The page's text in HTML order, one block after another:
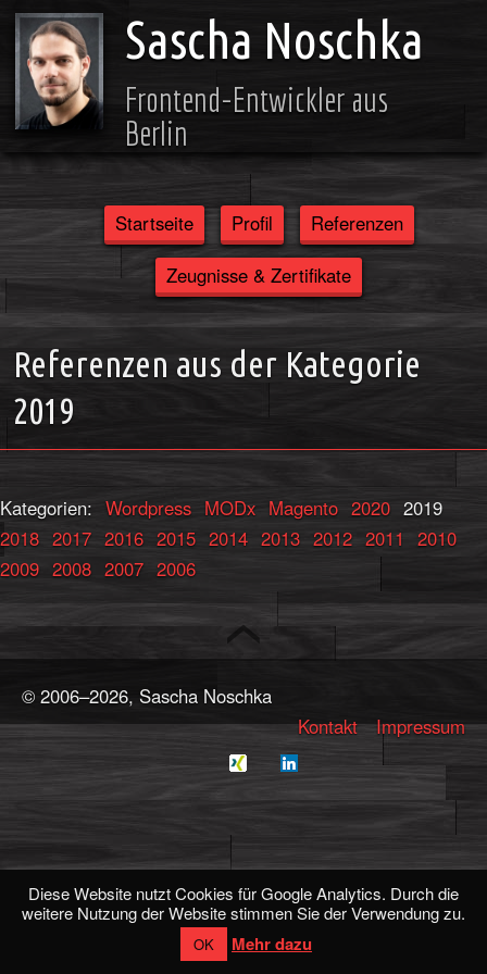
Sascha Noschka
Frontend-Entwickler aus
Berlin
Startseite Profil
Referenzen
Zeugnisse & Zertifikate
Referenzen aus der Kategorie
2019
Kategorien: Wordpress MODx Magento 2020 2019
2018 2017 2016 2015 2014 2013 2012 2011
2010
2009 2008 2007 2006
© 2006–2026, Sascha Noschka
Kontakt
Impressum
Diese Website nutzt Cookies für Google Analytics. Durch die
weitere Nutzung der Website stimmen Sie der Verwendung zu.
OK Mehr dazu